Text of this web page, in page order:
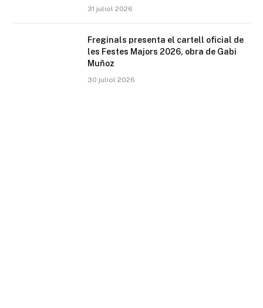
31 juliol 2026
Freginals presenta el cartell oficial de
les Festes Majors 2026, obra de Gabi
Muñoz
30 juliol 2026